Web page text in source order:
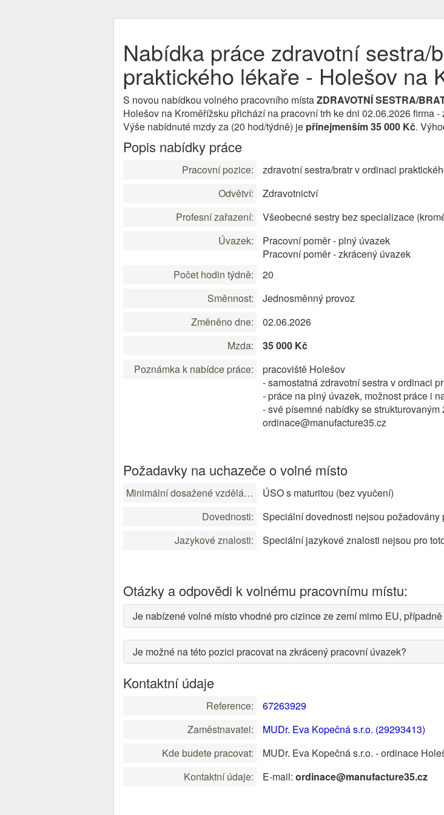
Nabídka práce zdravotní sestra/
praktického lékaře - Holešov na
S novou nabídkou volného pracovního místaZDRAVOTNÍ SESTRA/
Holešov na Kroměřížsku přichází na pracovní trh ke dni 02.06.2026 firma
Výše nabídnuté mzdy za (20 hod/týdně) je přinejmenším 35 000 Kč.
Popis nabídky práce
Pracovní pozice:
zdravotní sestra/bratr v ordinaci
Odvětví:
Zdravotnictví
Profesní zařazení:
Všeobecné sestry bez specializace
Úvazek:
Pracovní poměr - plný úvazek
Pracovní poměr - zkrácený úvazek
Počet hodin týdně:
20
Směnnost:
Jednosměnný provoz
Změněno dne:
02.06.2026
Mzda:
35 000 Kč
Poznámka k nabídce práce:
pracoviště Holešov
- samostatná zdravotní sestra v ordinaci
- práce na plný úvazek, možnost práce i
- své písemné nabídky se
ordinace@manufacture35.cz
Požadavky na uchazeče o volné místo
Minimální dosažené vzdělání:
ÚSO s maturitou (bez vyučení)
Dovednosti:
Speciální dovednosti nejsou požadovány
Jazykové znalosti:
Speciální jazykové znalosti nejsou pro
Otázky a odpovědi k volnému pracovnímu místu:
Je nabízené volné místo vhodné pro cizince ze zemí mimo EU,
Je možné na této pozici pracovat na zkrácený pracovní úvazek?
Kontaktní údaje
Reference:
67263929
Zaměstnavatel:
MUDr. Eva Kopečná s.r.o. (29293413)
Kde budete pracovat:
MUDr. Eva Kopečná s.r.o. - ordinace
Kontaktní údaje:
E-mail: ordinace@manufacture35.cz